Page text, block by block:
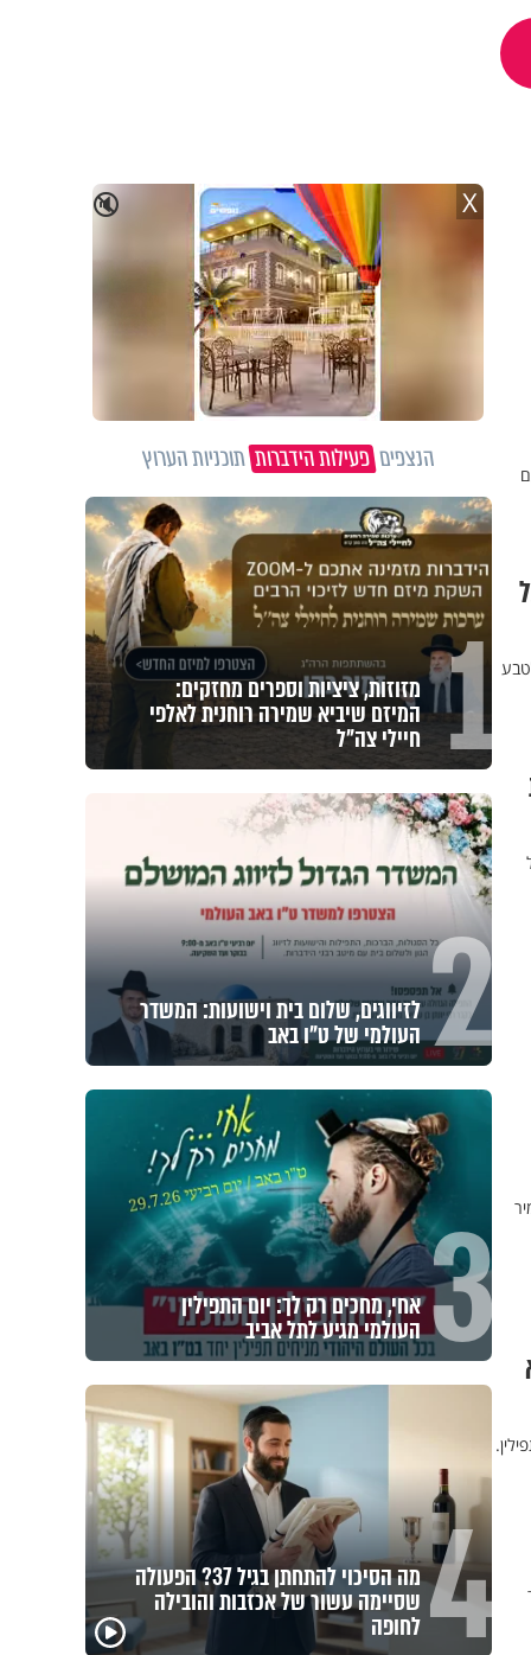
🔇 X
הנצפיםפעילות הידברותתוכניות הערוץ
1 מזוזות, ציציות וספרים מחזקים:
המיזם שיביא שמירה רוחנית לאלפי
חיילי צה"ל
2 לזיווגים, שלום בית וישועות: המשדר
העולמי של ט"ו באב
3 אחי, מחכים רק לך: יום התפילין
העולמי מגיע לתל אביב
4 מה הסיכוי להתחתן בגיל 37? הפעולה
שסיימה עשור של אכזבות והובילה
לחופה